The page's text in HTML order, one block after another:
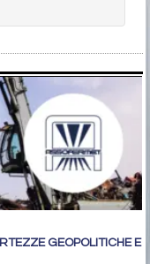
GEOPOLITICHE E